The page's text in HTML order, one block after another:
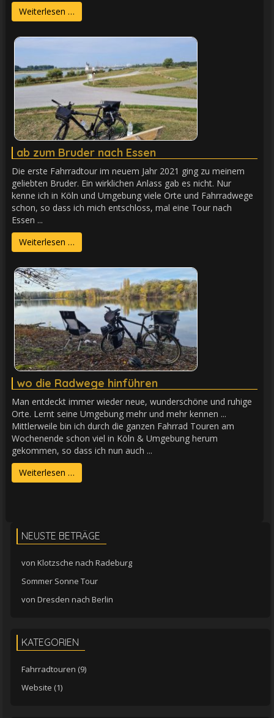
Weiterlesen …
ab zum Bruder nach Essen
Die erste Fahrradtour im neuem Jahr 2021 ging zu meinem
geliebten Bruder. Ein wirklichen Anlass gab es nicht. Nur
kenne ich in Köln und Umgebung viele Orte und Fahrradwege
schon, so dass ich mich entschloss, mal eine Tour nach
Essen ...
Weiterlesen …
wo die Radwege hinführen
Man entdeckt immer wieder neue, wunderschöne und ruhige
Orte. Lernt seine Umgebung mehr und mehr kennen ...
Mittlerweile bin ich durch die ganzen Fahrrad Touren am
Wochenende schon viel in Köln & Umgebung herum
gekommen, so dass ich nun auch ...
Weiterlesen …
NEUSTE BETRÄGE
von Klotzsche nach Radeburg
Sommer Sonne Tour
von Dresden nach Berlin
KATEGORIEN
Fahrradtouren (9)
Website (1)